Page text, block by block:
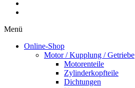
Menü
Online-Shop
Motor / Kupplung / Getriebe
Motorenteile
Zylinderkopfteile
Dichtungen